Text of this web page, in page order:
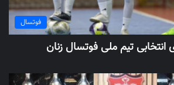
فوتسال
انتخابی تیم ملی فوتسال زنان